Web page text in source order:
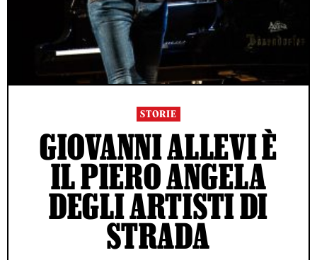
STORIE
GIOVANNI ALLEVI È
IL PIERO ANGELA
DEGLI ARTISTI DI
STRADA